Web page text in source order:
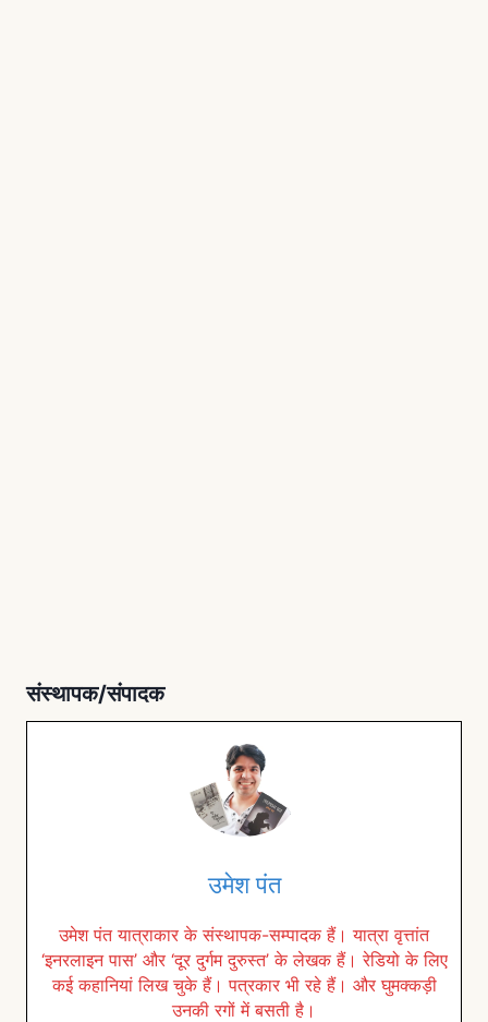
संस्थापक/संपादक
उमेश पंत
उमेश पंत यात्राकार के संस्थापक-सम्पादक हैं। यात्रा वृत्तांत
‘इनरलाइन पास’ और ‘दूर दुर्गम दुरुस्त’ के लेखक हैं। रेडियो के लिए
कई कहानियां लिख चुके हैं। पत्रकार भी रहे हैं। और घुमक्कड़ी
उनकी रगों में बसती है।